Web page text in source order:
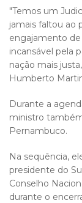
"Temos um
jamais faltou ao
engajamento de
incansável pela
nação mais
Humberto
Durante a
ministro
Pernambuco.
Na sequência,
presidente do
Conselho
durante o